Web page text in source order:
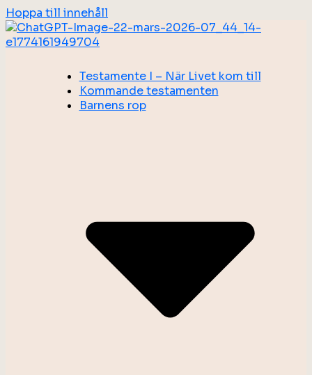
Hoppa till innehåll
Testamente I – När Livet kom till
Kommande testamenten
Barnens rop